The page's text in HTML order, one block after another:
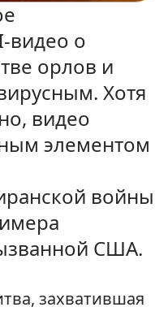
видео о
орлов и
Хотя
видео
элементом
войны
США.
захватившая